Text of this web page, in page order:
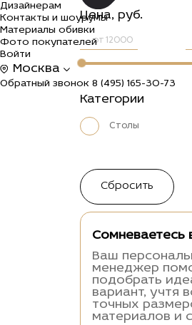
Дизайнерам
Контакты и шоурумы
Материалы обивки
Фото покупателей
Войти
Москва
Обратный звонок 8 (495) 165-30-73
Цена, руб.
от
Категории
Столы
Сомневаетесь
Ваш
менеджер
подобрать
вариант, учтя
точных
материалов и